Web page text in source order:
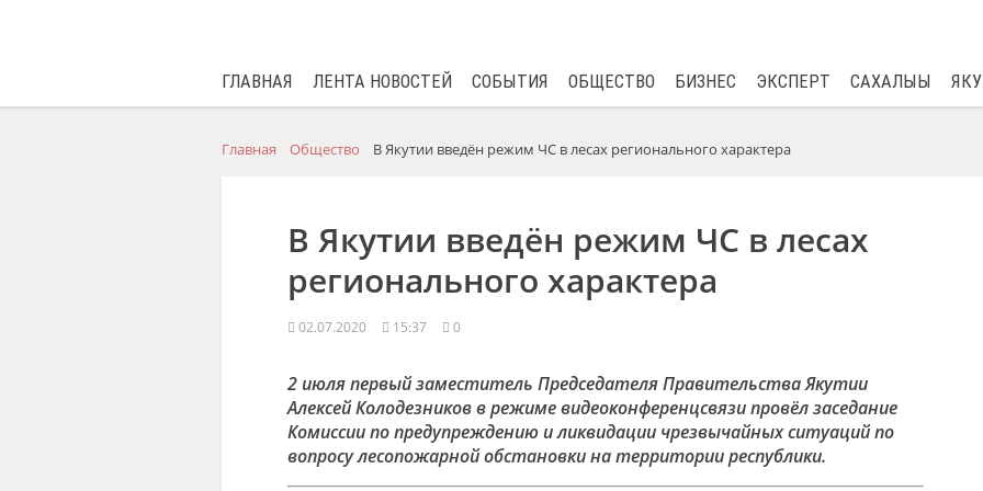
ГЛАВНАЯ ЛЕНТА НОВОСТЕЙ СОБЫТИЯ ОБЩЕСТВО БИЗНЕС ЭКСПЕРТ САХАЛЫЫ
Главная Общество В Якутии введён режим ЧС в лесах регионального характера
В Якутии введён режим ЧС в лесах
регионального характера
02.07.2020 15:37 0
2 июля первый заместитель Председателя Правительства Якутии
Алексей Колодезников в режиме видеоконференцсвязи провёл заседание
Комиссии по предупреждению и ликвидации чрезвычайных ситуаций по
вопросу лесопожарной обстановки на территории республики.